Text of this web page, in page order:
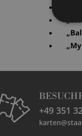
„
„
„
+49 351